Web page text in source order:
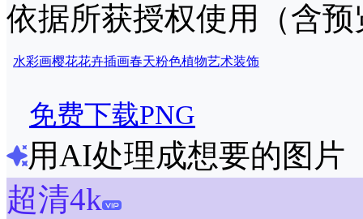
依据所获授权使用（含
水彩画樱花花卉插画春天粉色植物艺术装饰
免费下载PNG
用AI处理成想要的图片
超清4k